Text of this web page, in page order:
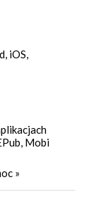
iOS,
Mobi
»